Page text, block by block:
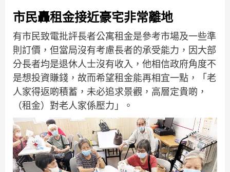
市民轟租金接近豪宅非常離地
有市民致電批評長者公寓租金是參考市場及一些準
則訂價，但當局沒有考慮長者的承受能力，因大部
分長者均是退休人士沒有收入，他相信政府角度不
是想投資賺錢，故而希望租金能再相宜一點，「老
人家得返啲積蓄，未必追求景觀，高層定貴啲，
（租金）對老人家係壓力」。